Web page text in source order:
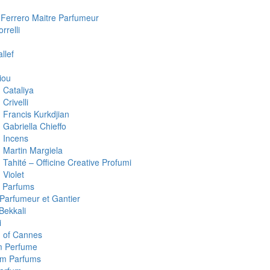
Maitre Parfumeur
Cataliya
Crivelli
Francis Kurkdjian
Gabriella Chieffo
Incens
Martin Margiela
Tahité – Officine Creative Profumi
Violet
et Gantier
of Cannes
Perfume
Parfums